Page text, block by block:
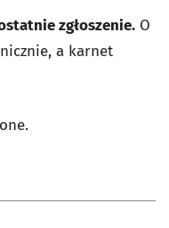
zgłoszenie. O
a karnet